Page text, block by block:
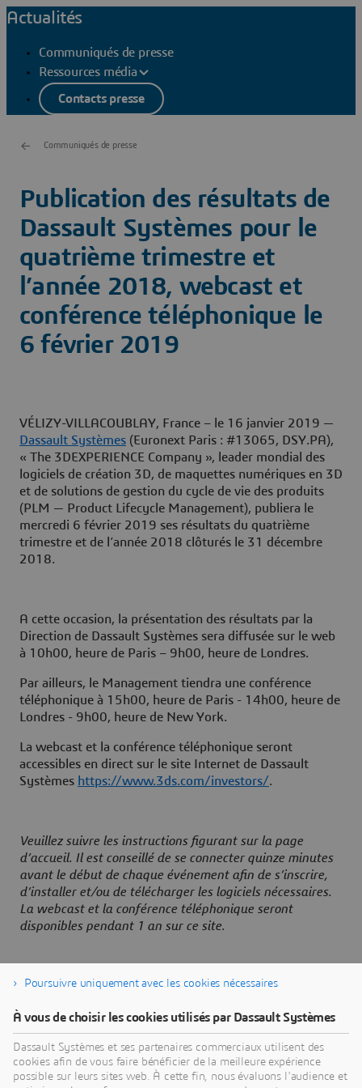
Actualités
Communiqués de presse
Ressources média
Contacts presse
Communiqués de presse
Publication des résultats de
Dassault Systèmes pour le
quatrième trimestre et
l’année 2018, webcast et
conférence téléphonique le
6 février 2019
VÉLIZY-VILLACOUBLAY, France – le 16 janvier 2019 —
Dassault Systèmes (Euronext Paris : #13065, DSY.PA),
« The 3DEXPERIENCE Company », leader mondial des
logiciels de création 3D, de maquettes numériques en 3D
et de solutions de gestion du cycle de vie des produits
(PLM — Product Lifecycle Management), publiera le
mercredi 6 février 2019 ses résultats du quatrième
trimestre et de l’année 2018 clôturés le 31 décembre
2018.
A cette occasion, la présentation des résultats par la
Direction de Dassault Systèmes sera diffusée sur le web
à 10h00, heure de Paris – 9h00, heure de Londres.
Par ailleurs, le Management tiendra une conférence
téléphonique à 15h00, heure de Paris - 14h00, heure de
Londres - 9h00, heure de New York.
La webcast et la conférence téléphonique seront
accessibles en direct sur le site Internet de Dassault
Systèmes https://www.3ds.com/investors/.
Veuillez suivre les instructions figurant sur la page
d’accueil. Il est conseillé de se connecter quinze minutes
avant le début de chaque événement afin de s’inscrire,
d’installer et/ou de télécharger les logiciels nécessaires.
La webcast et la conférence téléphonique seront
disponibles pendant 1 an sur ce site.
À propos de Dassault Systèmes
Dassault Systèmes est un accélérateur de progrès
humain. Depuis 1981, l'entreprise est pionnière
dans la création de mondes virtuels pour améliorer
Poursuivre uniquement avec les cookies nécessaires
À vous de choisir les cookies utilisés par Dassault Systèmes
Dassault Systèmes et ses partenaires commerciaux utilisent des
cookies afin de vous faire bénéficier de la meilleure expérience
possible sur leurs sites web. À cette fin, nous évaluons l'audience et